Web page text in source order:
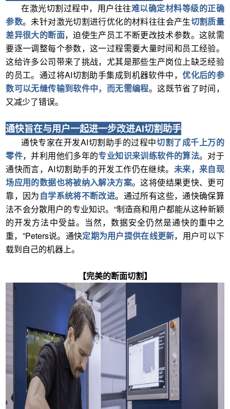
在激光切割过程中，用户往往难以确定材料等级的正确
参数。未针对激光切割进行优化的材料往往会产生切割质量
差异很大的断面，迫使生产员工不断更改技术参数。这就需
要逐一调整每个参数，这一过程需要大量时间和员工经验。
这给许多公司带来了挑战，尤其是那些生产岗位上缺乏经验
的员工。通过将AI切割助手集成到机器软件中，优化后的参
数可以无缝传输到软件中，而无需编程。这既节省了时间，
又减少了错误。
通快旨在与用户一起进一步改进AI切割助手
通快专家在开发AI切割助手的过程中切割了成千上万的
零件，并利用他们多年的专业知识来训练软件的算法。对于
通快而言，AI切割助手的开发工作仍在继续。 未来，来自现
场应用的数据也将被纳入解决方案。这将使结果更快、更可
靠，因为自学系统将不断改进。通过所有这些，通快确保算
法不会分散用户的专业知识。“制造商和用户都能从这种新颖
的开发方法中受益。当然，数据安全仍然是通快的重中之
重，”Peters说。通快定期为用户提供在线更新，用户可以下
载到自己的机器上。
【完美的断面切割】